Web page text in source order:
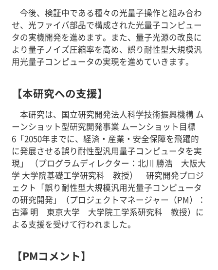
今後、検証中である種々の光量子操作と組み合わ
せ、光ファイバ部品で構成された光量子コンピュー
タの実機開発を進めます。また、量子光源の改良に
より量子ノイズ圧縮率を高め、誤り耐性型大規模汎
用光量子コンピュータの実現を進めていきます。
【本研究への支援】
本研究は、国立研究開発法人科学技術振興機構 ム
ーンショット型研究開発事業 ムーンショット目標
6「2050年までに、経済・産業・安全保障を飛躍的
に発展させる誤り耐性型汎用量子コンピュータを実
現」 （プログラムディレクター：北川 勝浩 大阪大
学 大学院基礎工学研究科 教授） 研究開発プロジ
ェクト「誤り耐性型大規模汎用光量子コンピュータ
の研究開発」（プロジェクトマネージャー（PM）：
古澤 明 東京大学 大学院工学系研究科 教授）に
よる支援を受けて行われました。
【PMコメント】